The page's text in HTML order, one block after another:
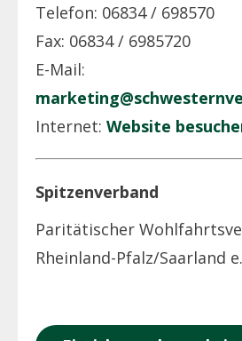
Telefon: 06834 / 698570
Fax: 06834 / 6985720
E-Mail:
Internet: Website
Spitzenverband
Paritätischer
Rheinland-Pfalz/Saarland